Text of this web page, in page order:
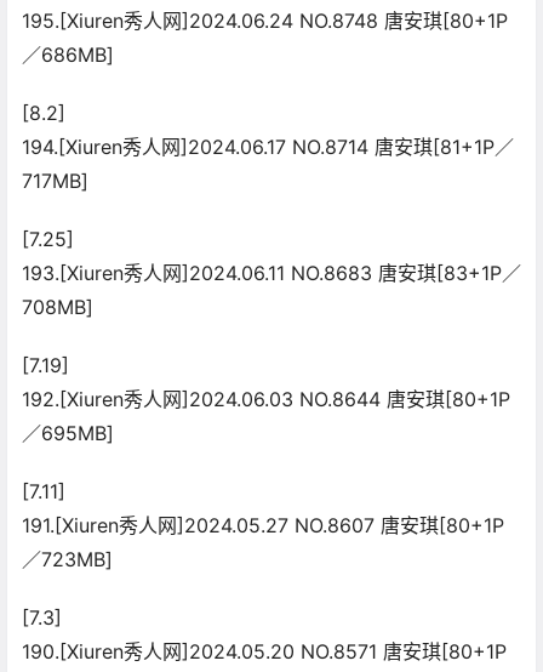
195.[Xiuren秀人网]2024.06.24 NO.8748 唐安琪[80+1P
／686MB]
[8.2]
194.[Xiuren秀人网]2024.06.17 NO.8714 唐安琪[81+1P／
717MB]
[7.25]
193.[Xiuren秀人网]2024.06.11 NO.8683 唐安琪[83+1P／
708MB]
[7.19]
192.[Xiuren秀人网]2024.06.03 NO.8644 唐安琪[80+1P
／695MB]
[7.11]
191.[Xiuren秀人网]2024.05.27 NO.8607 唐安琪[80+1P
／723MB]
[7.3]
190.[Xiuren秀人网]2024.05.20 NO.8571 唐安琪[80+1P